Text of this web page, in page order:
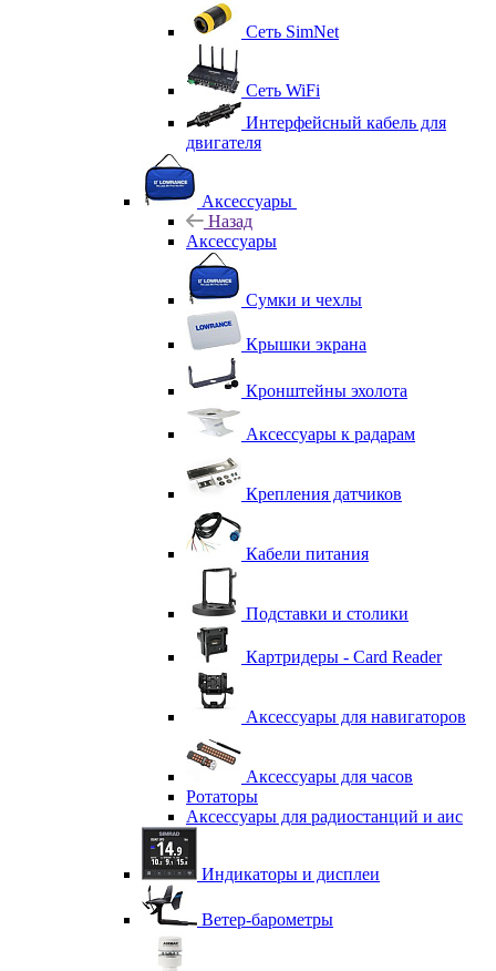
Сеть SimNet
Сеть WiFi
Интерфейсный кабель для
двигателя
Аксессуары
Назад
Аксессуары
Сумки и чехлы
Крышки экрана
Кронштейны эхолота
Аксессуары к радарам
Крепления датчиков
Кабели питания
Подставки и столики
Картридеры - Card Reader
Аксессуары для навигаторов
Аксессуары для часов
Ротаторы
Аксессуары для радиостанций и аис
Индикаторы и дисплеи
Ветер-барометры